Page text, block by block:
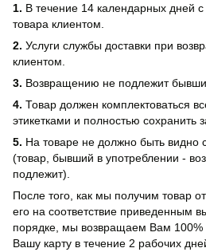
1. В течение 14 календарных дней
товара клиентом.
2. Услуги службы доставки при
клиентом.
3. Возвращению не подлежит
4. Товар должен комплектоваться
этикетками и полностью сохранить
5. На товаре не должно быть видно
(товар, бывший в употреблении -
подлежит).
После того, как мы получим товар
его на соответствие приведенным
порядке, мы возвращаем Вам 100%
Вашу карту в течение 2 рабочих